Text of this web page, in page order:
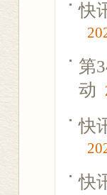
快
第
动
快
快